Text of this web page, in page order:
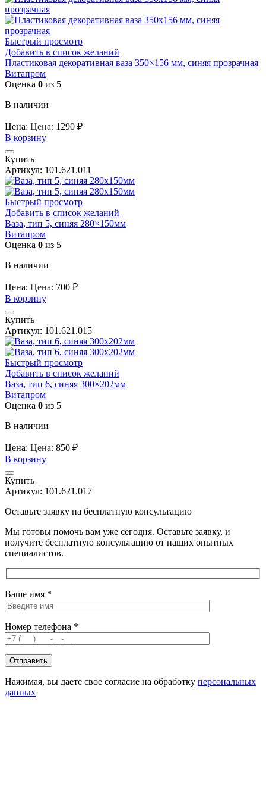
Быстрый просмотр
Добавить в список желаний
Пластиковая декоративная ваза 350×156 мм, синяя прозрачная
Витапром
Оценка 0 из 5
В наличии
Цена: Цена: 1290 ₽
В корзину
Купить
Артикул: 101.621.011
Быстрый просмотр
Добавить в список желаний
Ваза, тип 5, синяя 280×150мм
Витапром
Оценка 0 из 5
В наличии
Цена: Цена: 700 ₽
В корзину
Купить
Артикул: 101.621.015
Быстрый просмотр
Добавить в список желаний
Ваза, тип 6, синяя 300×202мм
Витапром
Оценка 0 из 5
В наличии
Цена: Цена: 850 ₽
В корзину
Купить
Артикул: 101.621.017
Оставьте заявку на бесплатную консультацию
Мы готовы помочь вам уже сегодня. Оставьте заявку, и
получите бесплатную консультацию от наших опытных
специалистов.
Ваше имя *
Номер телефона *
Нажимая, вы даете свое согласие на обработку персональных
данных